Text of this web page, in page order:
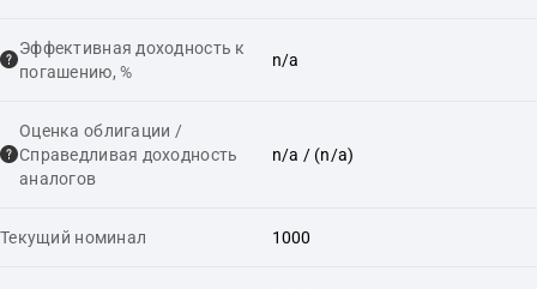
Эффективная доходность к
погашению, %
n/a
Оценка облигации /
Справедливая доходность
аналогов
n/a / (n/a)
Текущий номинал 1000